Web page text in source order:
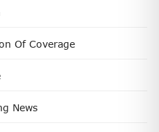
Of Coverage
News